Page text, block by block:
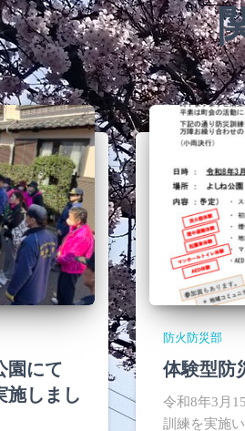
園にて
施しまし
防火防災部
体験型防
令和8年3月
訓練を実施